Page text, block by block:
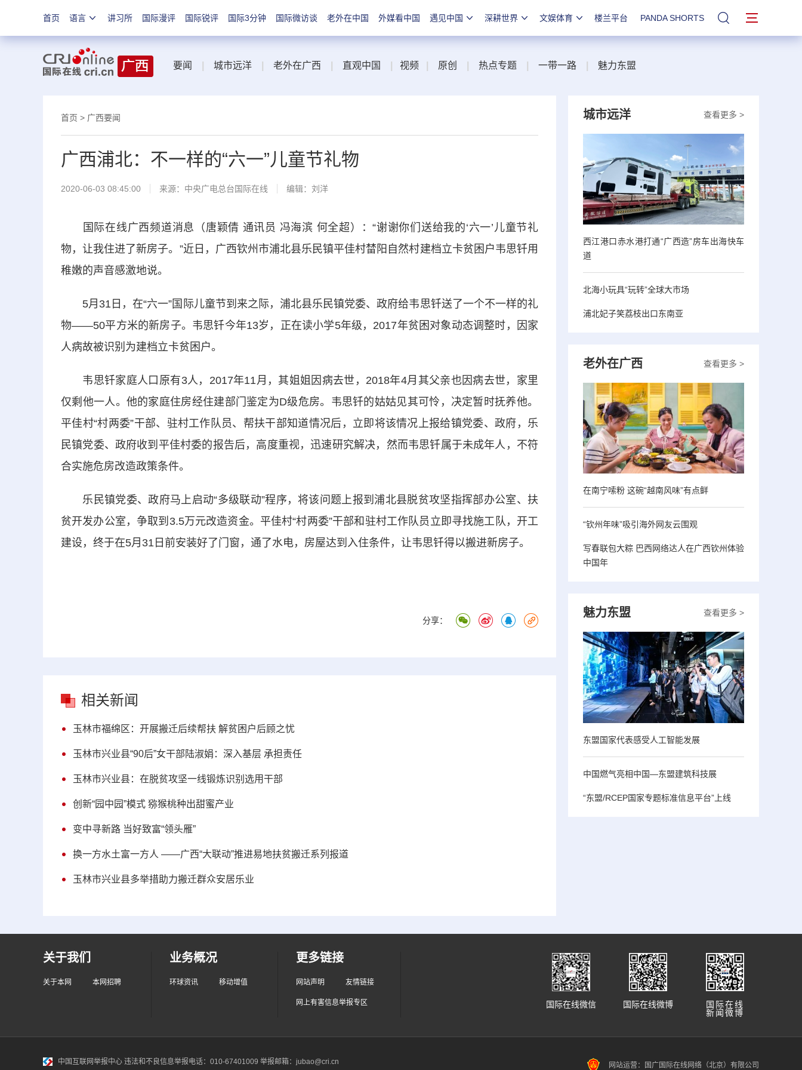
首页 语言 讲习所 国际漫评 国际锐评 国际3分钟 国际微访谈 老外在中国 外媒看中国 遇见中国 深耕世界 文娱体育 楼兰平台 PANDA SHORTS 站内搜索
要闻 城市远洋 老外在广西 直观中国 视频 原创 热点专题 一带一路 魅力东盟
首页 > 广西要闻
广西浦北：不一样的“六一”儿童节礼物
2020-06-03 08:45:00 来源： 中央广电总台国际在线 编辑：刘洋
国际在线广西频道消息（唐颖倩 通讯员 冯海滨 何全超）：“谢谢你们送给我的‘六一’儿童节礼
物，让我住进了新房子。”近日，广西钦州市浦北县乐民镇平佳村榃阳自然村建档立卡贫困户韦思钎用
稚嫩的声音感激地说。
5月31日，在“六一”国际儿童节到来之际，浦北县乐民镇党委、政府给韦思钎送了一个不一样的礼
物——50平方米的新房子。韦思钎今年13岁，正在读小学5年级，2017年贫困对象动态调整时，因家
人病故被识别为建档立卡贫困户。
韦思钎家庭人口原有3人，2017年11月，其姐姐因病去世，2018年4月其父亲也因病去世，家里
仅剩他一人。他的家庭住房经住建部门鉴定为D级危房。韦思钎的姑姑见其可怜，决定暂时抚养他。
平佳村“村两委”干部、驻村工作队员、帮扶干部知道情况后，立即将该情况上报给镇党委、政府，乐
民镇党委、政府收到平佳村委的报告后，高度重视，迅速研究解决，然而韦思钎属于未成年人，不符
合实施危房改造政策条件。
乐民镇党委、政府马上启动“多级联动”程序，将该问题上报到浦北县脱贫攻坚指挥部办公室、扶
贫开发办公室，争取到3.5万元改造资金。平佳村“村两委”干部和驻村工作队员立即寻找施工队，开工
建设，终于在5月31日前安装好了门窗，通了水电，房屋达到入住条件，让韦思钎得以搬进新房子。
分享：
相关新闻
玉林市福绵区：开展搬迁后续帮扶 解贫困户后顾之忧
玉林市兴业县“90后”女干部陆淑娟：深入基层 承担责任
玉林市兴业县：在脱贫攻坚一线锻炼识别选用干部
创新“园中园”模式 猕猴桃种出甜蜜产业
变中寻新路 当好致富“领头雁”
换一方水土富一方人 ——广西“大联动”推进易地扶贫搬迁系列报道
玉林市兴业县多举措助力搬迁群众安居乐业
查看更多 >
城市远洋
西江港口赤水港打通“广西造”房车出海快车
道
北海小玩具“玩转”全球大市场
浦北妃子笑荔枝出口东南亚
查看更多 >
老外在广西
在南宁嗦粉 这碗“越南风味”有点鲜
“钦州年味”吸引海外网友云围观
写春联包大粽 巴西网络达人在广西钦州体验
中国年
查看更多 >
魅力东盟
东盟国家代表感受人工智能发展
中国燃气亮相中国—东盟建筑科技展
“东盟/RCEP国家专题标准信息平台”上线
关于我们
关于本网 本网招聘
业务概况
环球资讯 移动增值
更多链接
网站声明 友情链接
网上有害信息举报专区
国际在线
新闻微博
国际在线微博
国际在线微信
中国互联网举报中心 违法和不良信息举报电话：010-67401009 举报邮箱：jubao@cri.cn 网站运营：国广国际在线网络（北京）有限公司